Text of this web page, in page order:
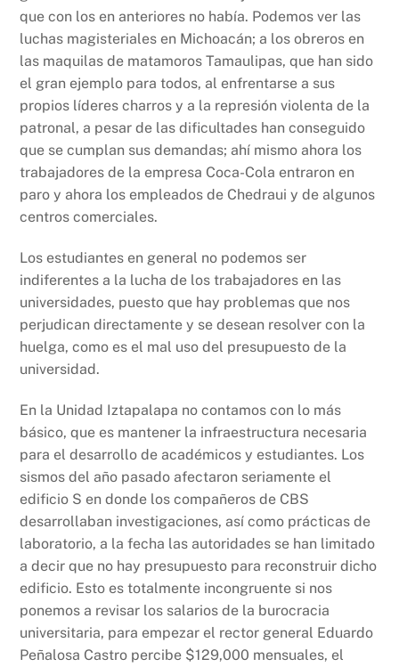
que con los en anteriores no había. Podemos ver las
luchas magisteriales en Michoacán; a los obreros en
las maquilas de matamoros Tamaulipas, que han sido
el gran ejemplo para todos, al enfrentarse a sus
propios líderes charros y a la represión violenta de la
patronal, a pesar de las dificultades han conseguido
que se cumplan sus demandas; ahí mismo ahora los
trabajadores de la empresa Coca-Cola entraron en
paro y ahora los empleados de Chedraui y de algunos
centros comerciales.
Los estudiantes en general no podemos ser
indiferentes a la lucha de los trabajadores en las
universidades, puesto que hay problemas que nos
perjudican directamente y se desean resolver con la
huelga, como es el mal uso del presupuesto de la
universidad.
En la Unidad Iztapalapa no contamos con lo más
básico, que es mantener la infraestructura necesaria
para el desarrollo de académicos y estudiantes. Los
sismos del año pasado afectaron seriamente el
edificio S en donde los compañeros de CBS
desarrollaban investigaciones, así como prácticas de
laboratorio, a la fecha las autoridades se han limitado
a decir que no hay presupuesto para reconstruir dicho
edificio. Esto es totalmente incongruente si nos
ponemos a revisar los salarios de la burocracia
universitaria, para empezar el rector general Eduardo
Peñalosa Castro percibe $129,000 mensuales, el